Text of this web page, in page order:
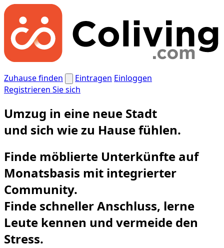
Zuhause finden Eintragen Einloggen
Registrieren Sie sich
Umzug in eine neue Stadt
und sich wie zu Hause fühlen.
Finde möblierte Unterkünfte auf
Monatsbasis mit integrierter
Community.
Finde schneller Anschluss, lerne
Leute kennen und vermeide den
Stress.